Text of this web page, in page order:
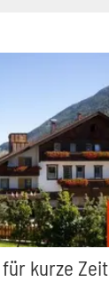
kurze Zeit